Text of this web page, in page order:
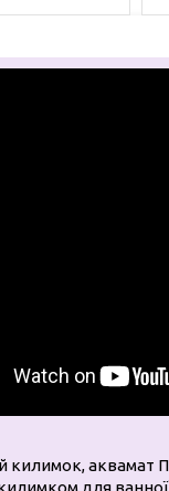
килимок, аквамат